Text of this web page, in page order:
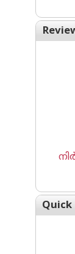
Quick